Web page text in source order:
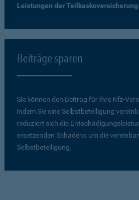
Leistungen der Teilkaskoversicherung
Beiträge sparen
Sie können den Beitrag für Ihre Kfz-
indem Sie eine Selbstbeteiligung
reduziert sich die
ersetzenden Schadens um die
Selbstbeteiligung.